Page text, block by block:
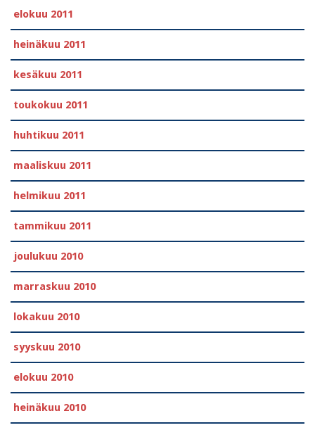
elokuu 2011
heinäkuu 2011
kesäkuu 2011
toukokuu 2011
huhtikuu 2011
maaliskuu 2011
helmikuu 2011
tammikuu 2011
joulukuu 2010
marraskuu 2010
lokakuu 2010
syyskuu 2010
elokuu 2010
heinäkuu 2010